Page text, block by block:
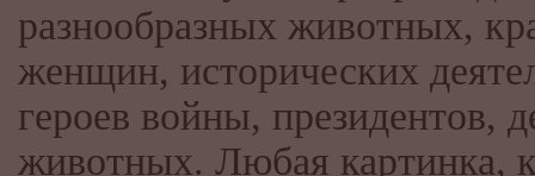
разнообразных животных,
женщин, исторических
героев войны, президентов,
животных. Любая картинка,